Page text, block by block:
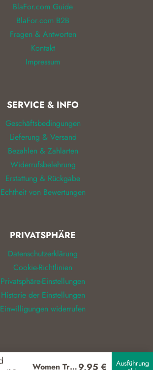
BlaFor.com Guide
BlaFor.com B2B
Fragen & Antworten
Kontakt
Impressum
SERVICE & INFO
Geschäftsbedingungen
Lieferung & Versand
Bezahlen & Zahlarten
Widerrufsbelehrung
Erstattung & Rückgabe
Echtheit von Bewertungen
PRIVATSPHÄRE
Datenschutzerklärung
Cookie-Richtlinien
Privatsphäre-Einstellungen
Historie der Einstellungen
Einwilligungen widerrufen
© 2026 ALIZEL Women Tri-Blend Racerback Tank Anvil®9,95€
Ausführung